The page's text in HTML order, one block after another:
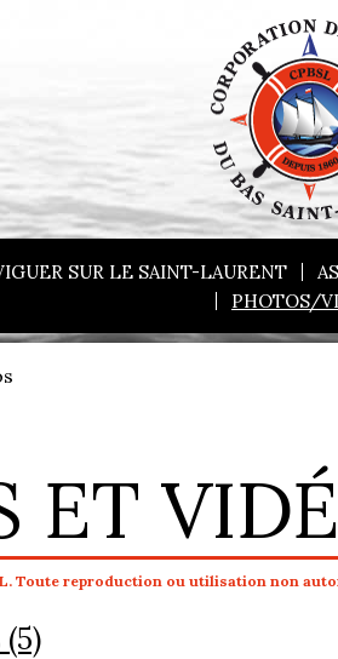
SUR LE SAINT-LAURENT
PHOTOS/
ET
Toute reproduction ou utilisation non